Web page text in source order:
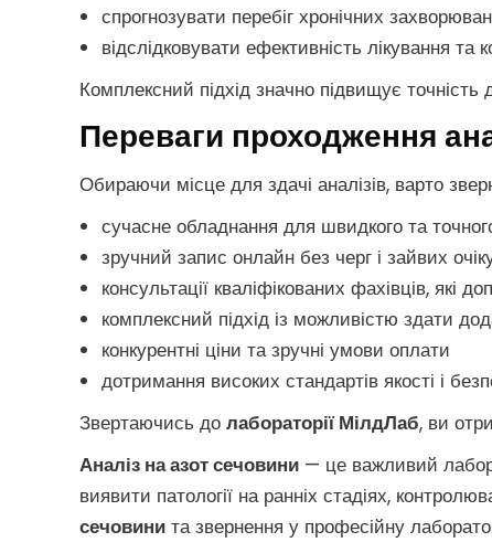
спрогнозувати перебіг хронічних
відслідковувати ефективність лікування та
Комплексний підхід значно підвищує
Переваги проходження
Обираючи місце для здачі аналізів, варто
сучасне обладнання для швидкого та
зручний запис онлайн без черг і зайвих
консультації кваліфікованих фахівців,
комплексний підхід із можливістю здати
конкурентні ціни та зручні умови оплати
дотримання високих стандартів якості і
Звертаючись до лабораторії МілдЛаб, ви
Аналіз на азот сечовини — це важливий
виявити патології на ранніх стадіях,
сечовини та звернення у професійну